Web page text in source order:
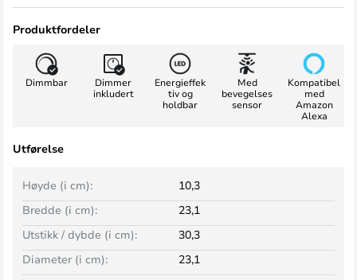
Produktfordeler
Dimmbar
Dimmer
inkludert
Energieffek
tiv og
holdbar
Med
bevegelses
sensor
Kompatibel
med
Amazon
Alexa
Utførelse
Bredde (i cm): 23,1
Høyde (i cm): 10,3
Utstikk / dybde (i cm):
30,3
Diameter (i cm):
23,1